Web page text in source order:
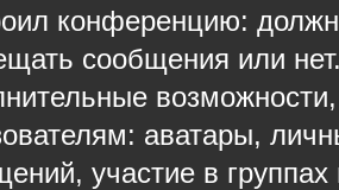
конференцию:
сообщения или
аватары,
участие в группах